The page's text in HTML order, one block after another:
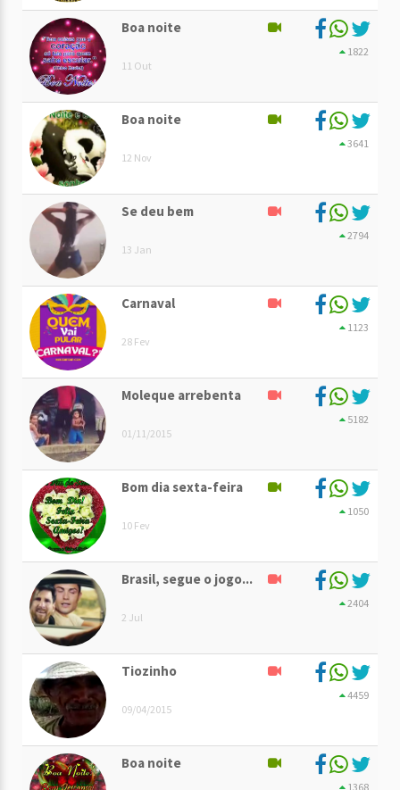
Boa noite
11 Out
1822
Boa noite
12 Nov
3641
Se deu bem
13 Jan
2794
Carnaval
28 Fev
1123
Moleque arrebenta
01/11/2015
5182
Bom dia sexta-feira
10 Fev
1050
Brasil, segue o jogo...
2 Jul
2404
Tiozinho
09/04/2015
4459
Boa noite
1368